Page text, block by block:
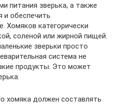
питания зверька, а также
и обеспечить
Хомяков категорически
соленой или жирной пищей.
зверьки просто
система не
продукты. Это может
хомяка должен составлять